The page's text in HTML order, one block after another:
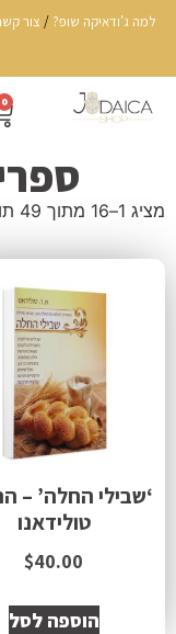
למה ג'ודאיקה שופ? / צור
0
מציג 1–16 מתוך 49 תוצאות
‘שבילי החלה’ –
טולידאנו
$40.00
הוספה לסל